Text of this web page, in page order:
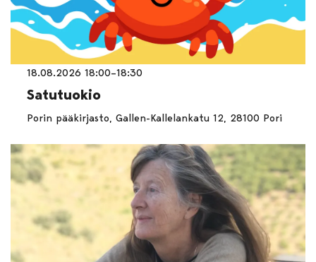
18.08.2026 18:00–18:30
Satutuokio
Porin pääkirjasto, Gallen-Kallelankatu 12, 28100 Pori